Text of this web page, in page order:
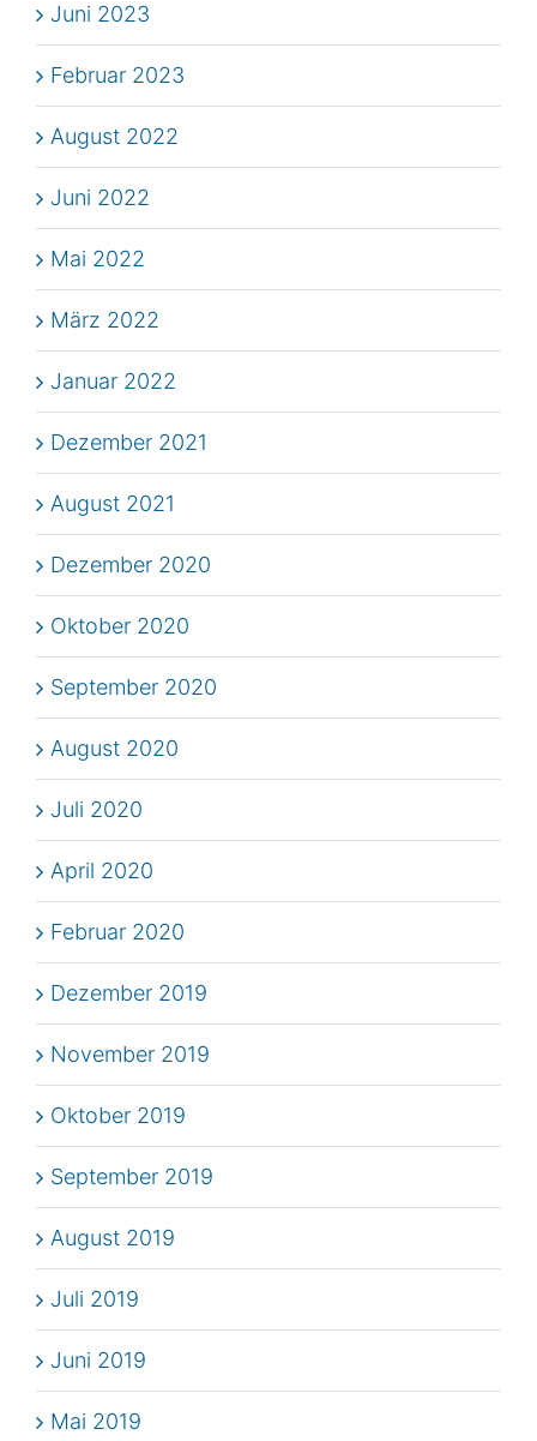
Juni 2023
Februar 2023
August 2022
Juni 2022
Mai 2022
März 2022
Januar 2022
Dezember 2021
August 2021
Dezember 2020
Oktober 2020
September 2020
August 2020
Juli 2020
April 2020
Februar 2020
Dezember 2019
November 2019
Oktober 2019
September 2019
August 2019
Juli 2019
Juni 2019
Mai 2019